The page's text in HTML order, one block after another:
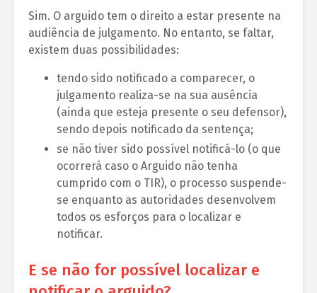
Sim. O arguido tem o direito a estar presente na
audiência de julgamento. No entanto, se faltar,
existem duas possibilidades:
tendo sido notificado a comparecer, o
julgamento realiza-se na sua ausência
(ainda que esteja presente o seu defensor),
sendo depois notificado da sentença;
se não tiver sido possível notificá-lo (o que
ocorrerá caso o Arguido não tenha
cumprido com o TIR), o processo suspende-
se enquanto as autoridades desenvolvem
todos os esforços para o localizar e
notificar.
E se não for possível localizar e